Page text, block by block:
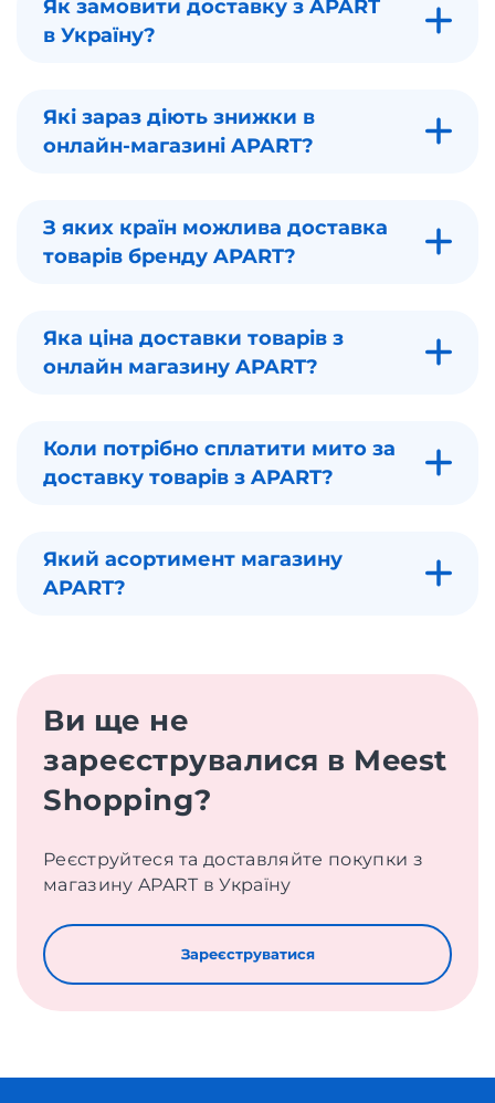
Як замовити доставку з APART
в Україну?
Які зараз діють знижки в
онлайн-магазині APART?
З яких країн можлива доставка
товарів бренду APART?
Яка ціна доставки товарів з
онлайн магазину APART?
Коли потрібно сплатити мито за
доставку товарів з APART?
Який асортимент магазину
APART?
Ви ще не
зареєструвалися в Meest
Shopping?
Реєструйтеся та доставляйте покупки з
магазину APART в Україну
Зареєструватися